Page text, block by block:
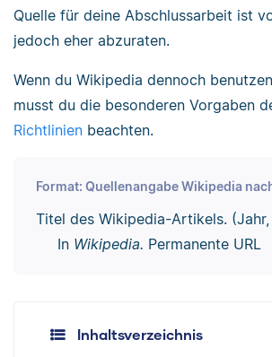
Quelle für deine Abschlussarbeit ist
jedoch eher abzuraten.
Wenn du Wikipedia dennoch
musst du die besonderen Vorgaben
Richtlinien beachten.
Format: Quellenangabe Wikipedia
Titel des Wikipedia-Artikels.
In Wikipedia. Permanente URL
Inhaltsverzeichnis